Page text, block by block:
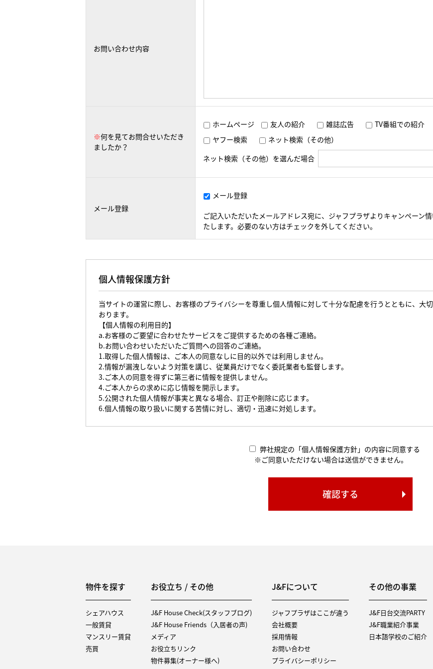
お問い合わせ内容
※何を見てお問合せいただき
ましたか？
ホームページ 友人の紹介 雑誌広告 TV番組での紹介
ヤフー検索
ネット検索（その他）
ネット検索（その他）を選んだ場合
メール登録
メール登録
ご記入いただいたメールアドレス宛に、ジャフプラザよりキャンペーン
たします。必要のない方はチェックを外してください。
個人情報保護方針
当サイトの運営に際し、お客様のプライバシーを尊重し個人情報に対して十分な配慮を行うとともに、大
おります。
【個人情報の利用目的】
a.お客様のご要望に合わせたサービスをご提供するための各種ご連絡。
b.お問い合わせいただいたご質問への回答のご連絡。
1.取得した個人情報は、ご本人の同意なしに目的以外では利用しません。
2.情報が漏洩しないよう対策を講じ、従業員だけでなく委託業者も監督します。
3.ご本人の同意を得ずに第三者に情報を提供しません。
4.ご本人からの求めに応じ情報を開示します。
5.公開された個人情報が事実と異なる場合、訂正や削除に応じます。
6.個人情報の取り扱いに関する苦情に対し、適切・迅速に対処します。
弊社規定の「個人情報保護方針」の内容に同意する
※ご同意いただけない場合は送信ができません。
物件を探す
シェアハウス
一般賃貸
マンスリー賃貸
売買
お役立ち / その他
J&F House Check(スタッフブログ)
J&F House Friends（入居者の声)
メディア
お役立ちリンク
物件募集(オーナー様へ)
J&Fについて
ジャフプラザはここが違う
会社概要
採用情報
お問い合わせ
プライバシーポリシー
その他の事業
J&F日台交流PARTY
J&F職業紹介事業
日本語学校のご紹介